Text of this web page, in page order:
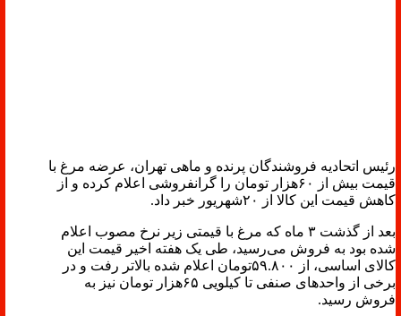
رئیس اتحادیه فروشندگان پرنده و ماهی تهران، عرضه مرغ با
قیمت بیش از ۶۰هزار تومان را گرانفروشی اعلام کرده و از
کاهش قیمت این کالا از ۲۰شهریور خبر داد.
بعد از گذشت ۳ ماه که مرغ با قیمتی زیر نرخ مصوب اعلام
شده بود به فروش می‌رسید، طی یک هفته اخیر قیمت این
کالای اساسی، از ۵۹.۸۰۰تومان اعلام شده بالاتر رفت و در
برخی از واحدهای صنفی تا کیلویی ۶۵هزار تومان نیز به
فروش رسید.